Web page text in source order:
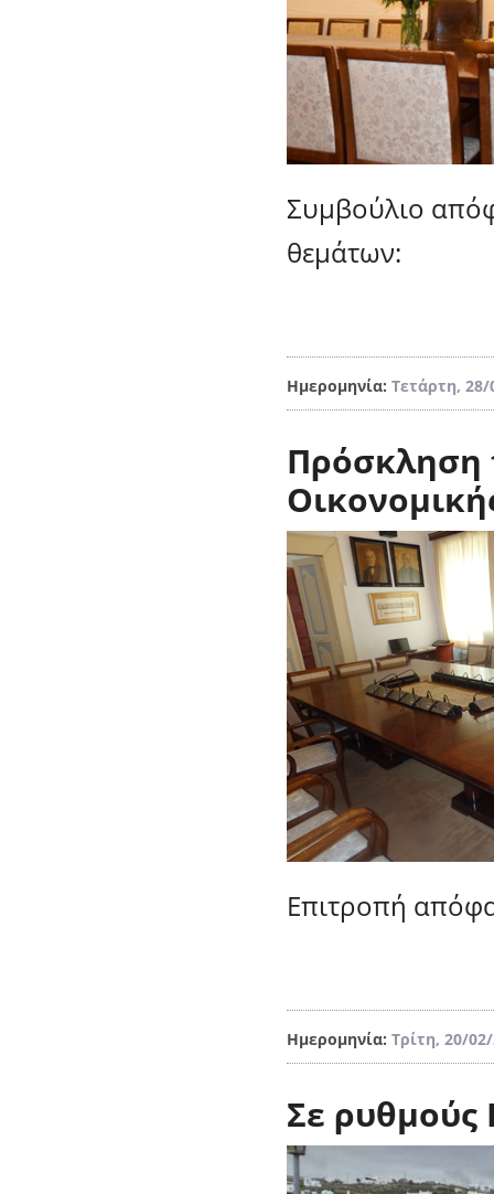
Συμβούλιο
θεμάτων:
Ημερομηνία: Τετάρτη, 28/
Πρόσκληση
Επιτροπή
Ημερομηνία: Τρίτη, 20/
Σε